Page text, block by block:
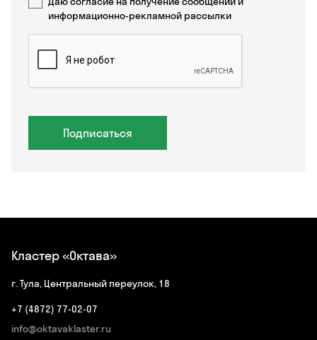
информационно-рекламной рассылки
Подписаться
Кластер «Октава»
г. Тула, Центральный переулок, 18
+7 (4872) 77-02-07
info@oktavaklaster.ru